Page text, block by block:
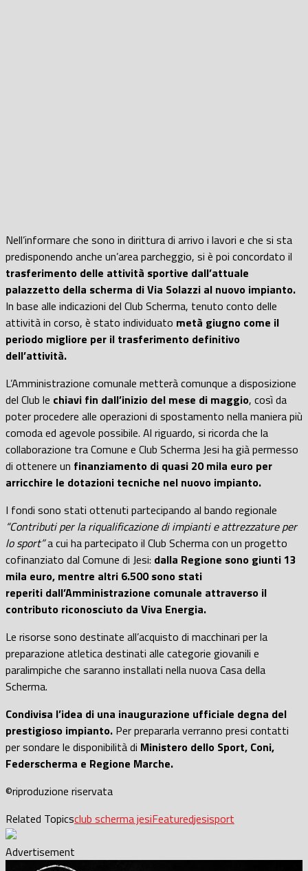
Nell’informare che sono in dirittura di arrivo i lavori e che si sta
predisponendo anche un’area parcheggio, si è poi concordato il
trasferimento delle attività sportive dall’attuale
palazzetto della scherma di Via Solazzi al nuovo impianto.
In base alle indicazioni del Club Scherma, tenuto conto delle
attività in corso, è stato individuato metà giugno come il
periodo migliore per il trasferimento definitivo
dell’attività.
L’Amministrazione comunale metterà comunque a disposizione
del Club le chiavi fin dall’inizio del mese di maggio, così da
poter procedere alle operazioni di spostamento nella maniera più
comoda ed agevole possibile. Al riguardo, si ricorda che la
collaborazione tra Comune e Club Scherma Jesi ha già permesso
di ottenere un finanziamento di quasi 20 mila euro per
arricchire le dotazioni tecniche nel nuovo impianto.
I fondi sono stati ottenuti partecipando al bando regionale
“Contributi per la riqualificazione di impianti e attrezzature per
lo sport”a cui ha partecipato il Club Scherma con un progetto
cofinanziato dal Comune di Jesi: dalla Regione sono giunti 13
mila euro, mentre altri 6.500 sono stati
reperiti dall’Amministrazione comunale attraverso il
contributo riconosciuto da Viva Energia.
Le risorse sono destinate all’acquisto di macchinari per la
preparazione atletica destinati alle categorie giovanili e
paralimpiche che saranno installati nella nuova Casa della
Scherma.
Condivisa l’idea di una inaugurazione ufficiale degna del
prestigioso impianto. Per prepararla verranno presi contatti
per sondare le disponibilità di Ministero dello Sport, Coni,
Federscherma e Regione Marche.
©riproduzione riservata
Related Topicsclub scherma jesiFeaturedjesisport
Advertisement